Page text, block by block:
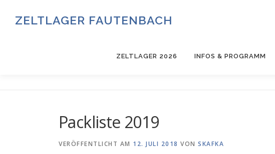
InhaltZELTLAGER FAUTENBACH
ZELTLAGER 2026 INFOS & PROGRAMM
Packliste 2019
VERÖFFENTLICHT AM 12. JULI 2018 VON SKAFKA